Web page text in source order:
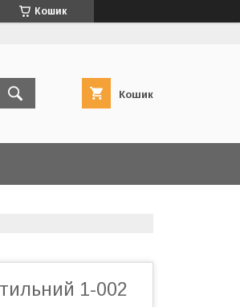
Кошик
Кошик
1-002